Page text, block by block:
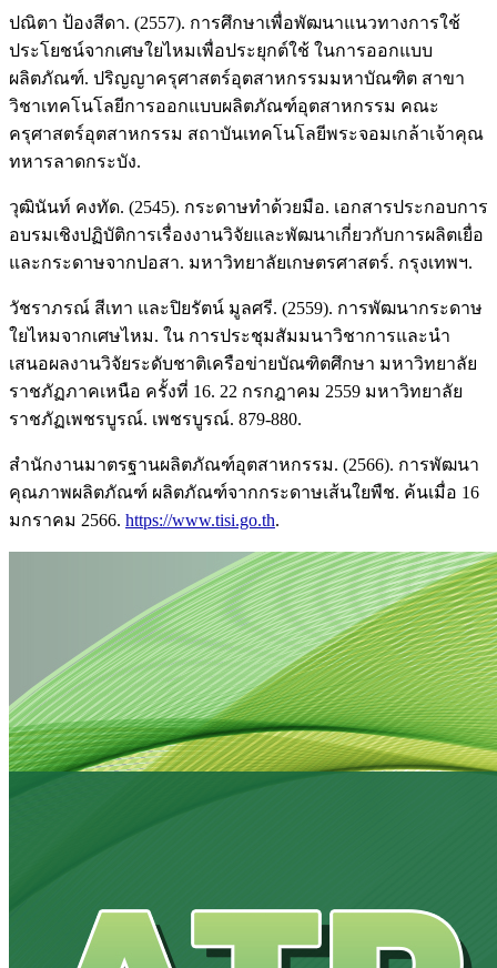
ปณิตา ป้องสีดา. (2557). การศึกษาเพื่อพัฒนาแนวทางการใช้
ประโยชน์จากเศษใยไหมเพื่อประยุกต์ใช้ ในการออกแบบ
ผลิตภัณฑ์. ปริญญาครุศาสตร์อุตสาหกรรมมหาบัณฑิต สาขา
วิชาเทคโนโลยีการออกแบบผลิตภัณฑ์อุตสาหกรรม คณะ
ครุศาสตร์อุตสาหกรรม สถาบันเทคโนโลยีพระจอมเกล้าเจ้าคุณ
ทหารลาดกระบัง.
วุฒินันท์ คงทัด. (2545). กระดาษทำด้วยมือ. เอกสารประกอบการ
อบรมเชิงปฏิบัติการเรื่องงานวิจัยและพัฒนาเกี่ยวกับการผลิตเยื่อ
และกระดาษจากปอสา. มหาวิทยาลัยเกษตรศาสตร์. กรุงเทพฯ.
วัชราภรณ์ สีเทา และปิยรัตน์ มูลศรี. (2559). การพัฒนากระดาษ
ใยไหมจากเศษไหม. ใน การประชุมสัมมนาวิชาการและนํา
เสนอผลงานวิจัยระดับชาติเครือข่ายบัณฑิตศึกษา มหาวิทยาลัย
ราชภัฏภาคเหนือ ครั้งที่ 16. 22 กรกฎาคม 2559 มหาวิทยาลัย
ราชภัฏเพชรบูรณ์. เพชรบูรณ์. 879-880.
สำนักงานมาตรฐานผลิตภัณฑ์อุตสาหกรรม. (2566). การพัฒนา
คุณภาพผลิตภัณฑ์ ผลิตภัณฑ์จากกระดาษเส้นใยพืช. ค้นเมื่อ 16
มกราคม 2566. https://www.tisi.go.th.